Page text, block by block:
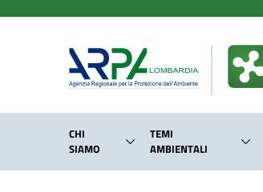
CHI
SIAMO
TEMI
AMBIENTALI